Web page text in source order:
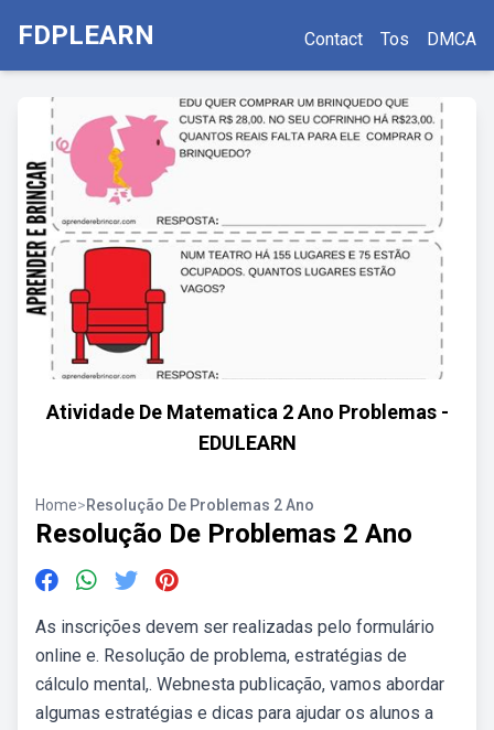
FDPLEARN Contact Tos DMCA
Atividade De Matematica 2 Ano Problemas -
EDULEARN
Home>Resolução De Problemas 2 Ano
Resolução De Problemas 2 Ano
As inscrições devem ser realizadas pelo formulário
online e. Resolução de problema, estratégias de
cálculo mental,. Webnesta publicação, vamos abordar
algumas estratégias e dicas para ajudar os alunos a